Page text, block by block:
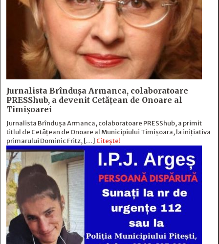
Jurnalista Brîndușa Armanca, colaboratoare
PRESShub, a devenit Cetățean de Onoare al
Timișoarei
Jurnalista Brîndușa Armanca, colaboratoare PRESShub, a primit
titlul de Cetățean de Onoare al Municipiului Timișoara, la inițiativa
primarului Dominic Fritz, […] Citește!